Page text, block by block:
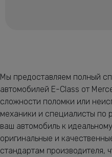
Мы предоставляем полный
автомобилей E-Class от
сложности поломки или
механики и специалисты по
ваш автомобиль к
оригинальные и
стандартам производителя,